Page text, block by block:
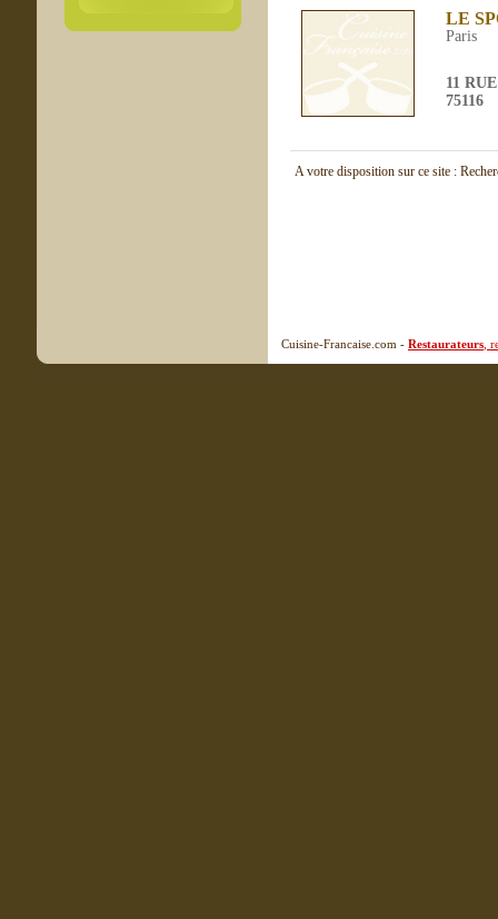
LE
Paris
11
75116
A votre disposition sur ce site :
Cuisine-Francaise.com - Restaurateurs ,